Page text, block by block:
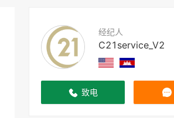
经纪人
C21service_V2
致电